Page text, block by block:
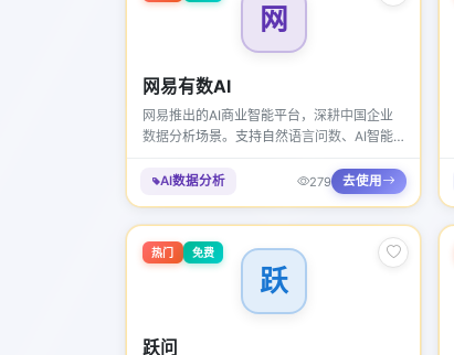
网
网易有数AI
网易推出的AI商业智能平台，深耕中国企业
数据分析场景。支持自然语言问数、AI智能
深度整合，支持复杂业务逻辑的自然语言表
达，已服务超过3000家国内企业。
AI数据分析 279 去使用
跃
热门 免费
跃问